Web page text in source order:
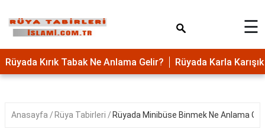
☰
Rüyada Kırık Tabak Ne Anlama Gelir? Rüyada Karla
Anasayfa Rüya Tabirleri Rüyada Minibüse Binmek Ne Anlama